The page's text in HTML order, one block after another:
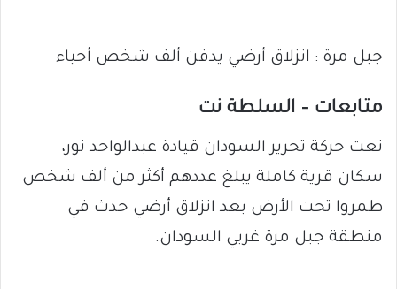
جبل مرة : انزلاق أرضي يدفن ألف شخص أحياء
متابعات – السلطة نت
نعت حركة تحرير السودان قيادة عبدالواحد نور،
سكان قرية كاملة يبلغ عددهم أكثر من ألف شخص
طمروا تحت الأرض بعد انزلاق أرضي حدث في
منطقة جبل مرة غربي السودان.